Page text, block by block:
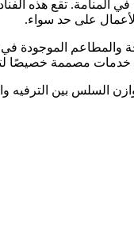
في المنامة. تقع
على حد سواء.
الموجودة في
خدمات مصممة خصيصًا
السلس بين الترفيه